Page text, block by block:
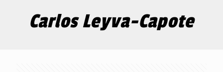
Carlos Leyva-Capote